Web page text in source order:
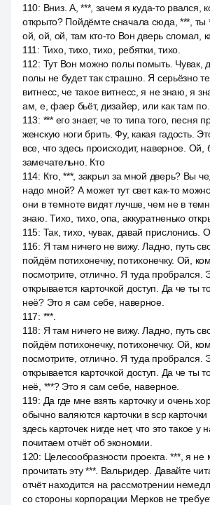
110: Вниз. А, ***, зачем я куда-то рвался,
открыто? Пойдёмте сначала сюда, ***, ты
ой, ой, ой, там кто-то Вон дверь сломал,
111 : Тихо, тихо, тихо, ребятки, тихо.
112: Тут Вон можно полы помыть. Чувак,
полы не будет так страшно. Я серьёзно
витнесс, че такое витнесс, я не знаю, я
ам, е, фаер бьёт, дизайер, или как там по.
113: *** его знает, че то типа того, песня
женскую ноги брить. Фу, какая гадость.
все, что здесь происходит, наверное. Ой,
замечательно. Кто
114: Кто, ***, закрыл за мной дверь? Вы
надо мной? А может тут свет как-то
они в темноте видят лучше, чем не в
знаю. Тихо, тихо, опа, аккуратненько
115: Так, тихо, чувак, давай прислонись.
116: Я там ничего не вижу. Ладно, путь
пойдём потихонечку, потихонечку. Ой,
посмотрите, отлично. Я туда пробрался.
открывается карточкой доступ. Да че ты
неё? Это я сам себе, наверное.
117: ***.
118: Я там ничего не вижу. Ладно, путь
пойдём потихонечку, потихонечку. Ой,
посмотрите, отлично. Я туда пробрался.
открывается карточкой доступ. Да че ты
неё, ***? Это я сам себе, наверное.
119: Да где мне взять карточку и очень
обычно валяются карточки в scp
здесь карточек нигде нет, что это такое у
почитаем отчёт об экономии.
120: Целесообразности проекта. ***, я не
прочитать эту ***. Вальридер. Давайте
отчёт находится на рассмотрении
со стороны корпорации Мерков не